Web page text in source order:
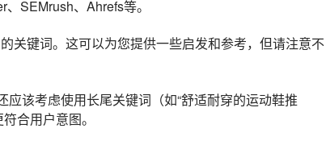
SEMrush、Ahrefs等。
关键词。这可以为您提供一些启发和参考，但请注意不
应该考虑使用长尾关键词（如“舒适耐穿的运动鞋推
合用户意图。